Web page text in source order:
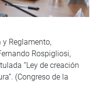
Reglamento,
Rospigliosi,
“Ley de creación
(Congreso de la